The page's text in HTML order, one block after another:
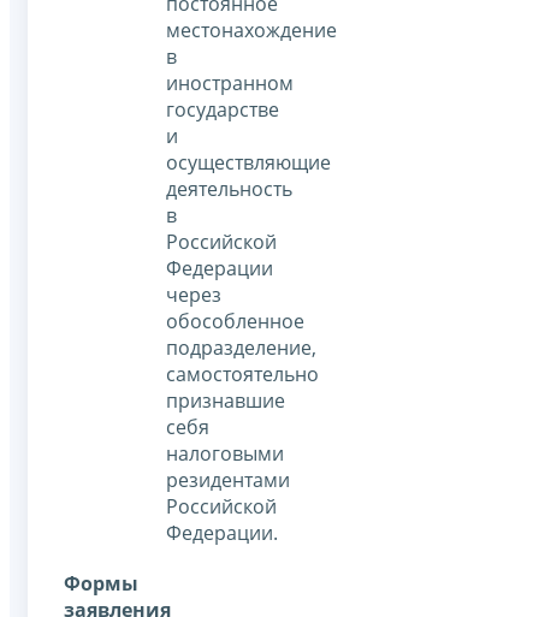
местонахождение
в
иностранном
государстве
и
осуществляющие
деятельность
в
Российской
Федерации
через
обособленное
подразделение,
самостоятельно
признавшие
себя
налоговыми
резидентами
Российской
Федерации.
Формы
заявления